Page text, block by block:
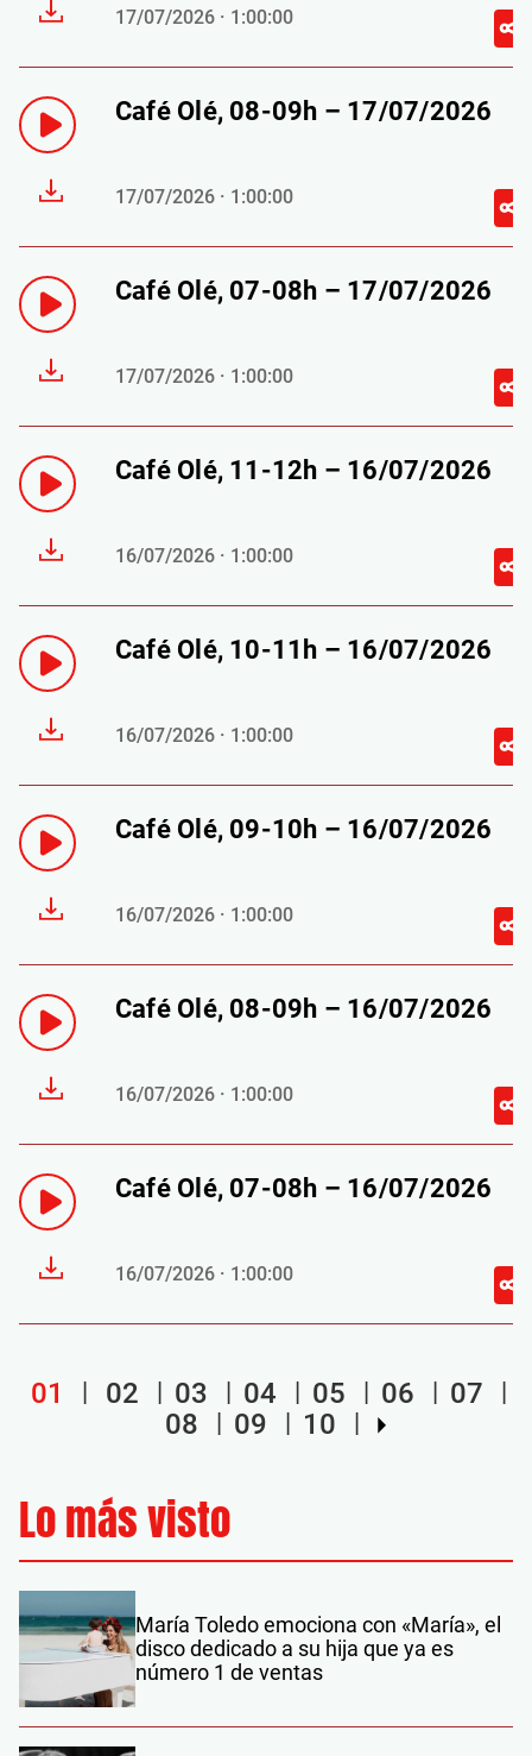
17/07/2026 · 1:00:00
Café Olé, 08-09h – 17/07/2026
17/07/2026 · 1:00:00
Café Olé, 07-08h – 17/07/2026
17/07/2026 · 1:00:00
Café Olé, 11-12h – 16/07/2026
16/07/2026 · 1:00:00
Café Olé, 10-11h – 16/07/2026
16/07/2026 · 1:00:00
Café Olé, 09-10h – 16/07/2026
16/07/2026 · 1:00:00
Café Olé, 08-09h – 16/07/2026
16/07/2026 · 1:00:00
Café Olé, 07-08h – 16/07/2026
16/07/2026 · 1:00:00
01 02 03 04 05 06
07
08
09 10
Lo más visto
María Toledo emociona con «María», el
disco dedicado a su hija que ya es
número 1 de ventas